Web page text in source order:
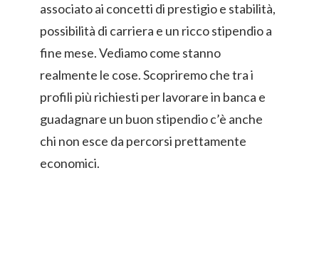
associato ai concetti di prestigio e stabilità,
possibilità di carriera e un ricco stipendio a
fine mese. Vediamo come stanno
realmente le cose. Scopriremo che tra i
profili più richiesti per lavorare in banca e
guadagnare un buon stipendio c’è anche
chi non esce da percorsi prettamente
economici.